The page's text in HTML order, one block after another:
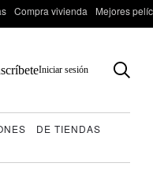
Compra vivienda Mejores
Iniciar sesión
DE TIENDAS